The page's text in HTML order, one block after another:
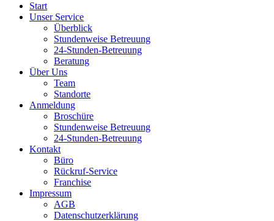
Start
Unser Service
Überblick
Stundenweise Betreuung
24-Stunden-Betreuung
Beratung
Über Uns
Team
Standorte
Anmeldung
Broschüre
Stundenweise Betreuung
24-Stunden-Betreuung
Kontakt
Büro
Rückruf-Service
Franchise
Impressum
AGB
Datenschutzerklärung